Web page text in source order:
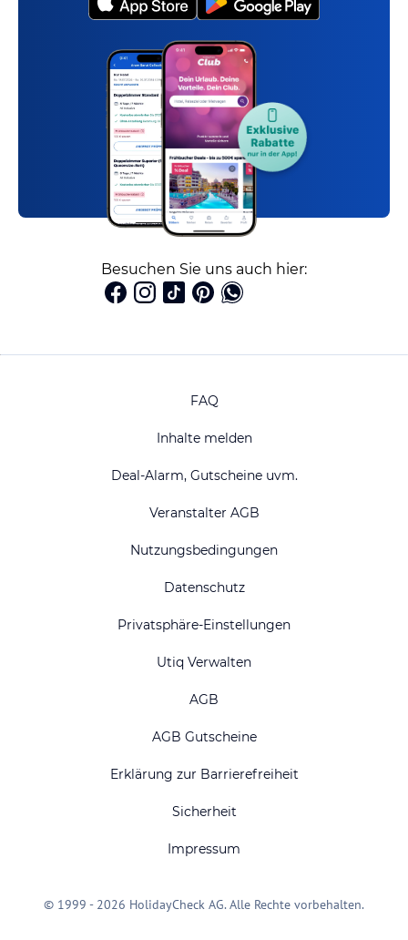
Besuchen Sie uns auch hier:
FAQ
Inhalte melden
Deal-Alarm, Gutscheine uvm.
Veranstalter AGB
Nutzungsbedingungen
Datenschutz
Privatsphäre-Einstellungen
Utiq Verwalten
AGB
AGB Gutscheine
Erklärung zur Barrierefreiheit
Sicherheit
Impressum
© 1999 - 2026 HolidayCheck AG. Alle Rechte vorbehalten.